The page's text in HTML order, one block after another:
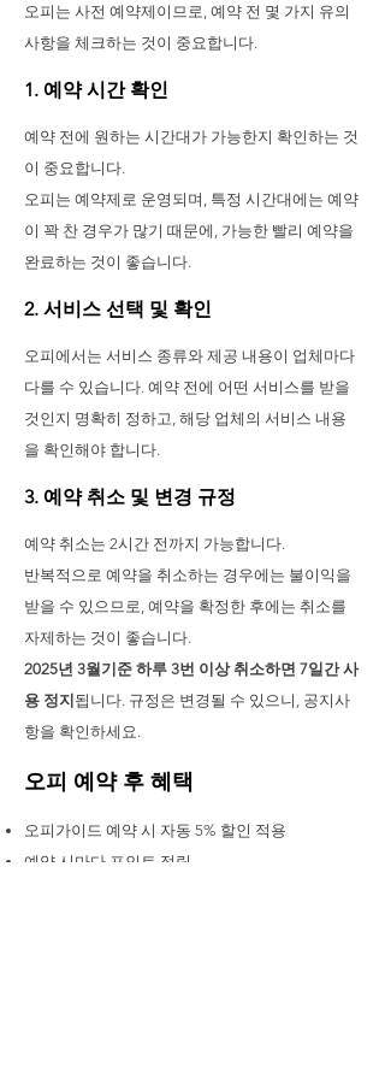
오피는 사전 예약제이므로, 예약 전 몇 가지 유의
사항을 체크하는 것이 중요합니다.
1. 예약 시간 확인
예약 전에 원하는 시간대가 가능한지 확인하는 것
이 중요합니다.
오피는 예약제로 운영되며, 특정 시간대에는 예약
이 꽉 찬 경우가 많기 때문에, 가능한 빨리 예약을
완료하는 것이 좋습니다.
2. 서비스 선택 및 확인
오피에서는 서비스 종류와 제공 내용이 업체마다
다를 수 있습니다. 예약 전에 어떤 서비스를 받을
것인지 명확히 정하고, 해당 업체의 서비스 내용
을 확인해야 합니다.
3. 예약 취소 및 변경 규정
예약 취소는 2시간 전까지 가능합니다.
반복적으로 예약을 취소하는 경우에는 불이익을
받을 수 있으므로, 예약을 확정한 후에는 취소를
자제하는 것이 좋습니다.
2025년 3월기준 하루 3번 이상 취소하면 7일간 사
용 정지 됩니다. 규정은 변경될 수 있으니, 공지사
항을 확인하세요.
오피 예약 후 혜택
오피가이드 예약 시 자동 5% 할인 적용
예약 시마다 포인트 적립